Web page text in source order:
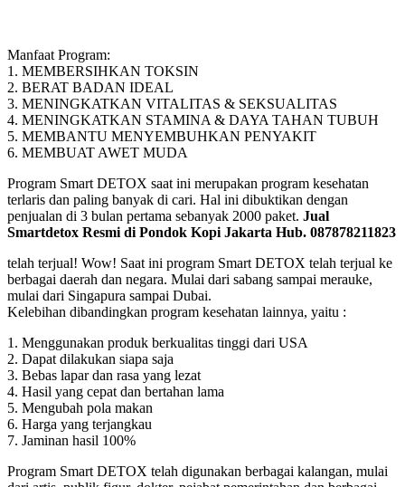
Manfaat Program:
1. MEMBERSIHKAN TOKSIN
2. BERAT BADAN IDEAL
3. MENINGKATKAN VITALITAS & SEKSUALITAS
4. MENINGKATKAN STAMINA & DAYA TAHAN TUBUH
5. MEMBANTU MENYEMBUHKAN PENYAKIT
6. MEMBUAT AWET MUDA
Program Smart DETOX saat ini merupakan program kesehatan
terlaris dan paling banyak di cari. Hal ini dibuktikan dengan
penjualan di 3 bulan pertama sebanyak 2000 paket. Jual
Smartdetox Resmi di Pondok Kopi Jakarta Hub. 087878211823
telah terjual! Wow! Saat ini program Smart DETOX telah terjual ke
berbagai daerah dan negara. Mulai dari sabang sampai merauke,
mulai dari Singapura sampai Dubai.
Kelebihan dibandingkan program kesehatan lainnya, yaitu :
1. Menggunakan produk berkualitas tinggi dari USA
2. Dapat dilakukan siapa saja
3. Bebas lapar dan rasa yang lezat
4. Hasil yang cepat dan bertahan lama
5. Mengubah pola makan
6. Harga yang terjangkau
7. Jaminan hasil 100%
Program Smart DETOX telah digunakan berbagai kalangan, mulai